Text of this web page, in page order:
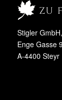
zu
Stigler
Enge Gasse
A-4400 Steyr